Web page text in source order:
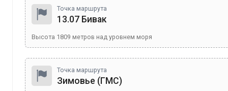
Точка маршрута
13.07 Бивак
Высота 1809 метров над уровнем моря
Точка маршрута
Зимовье (ГМС)